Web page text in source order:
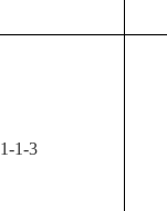
1-1-3